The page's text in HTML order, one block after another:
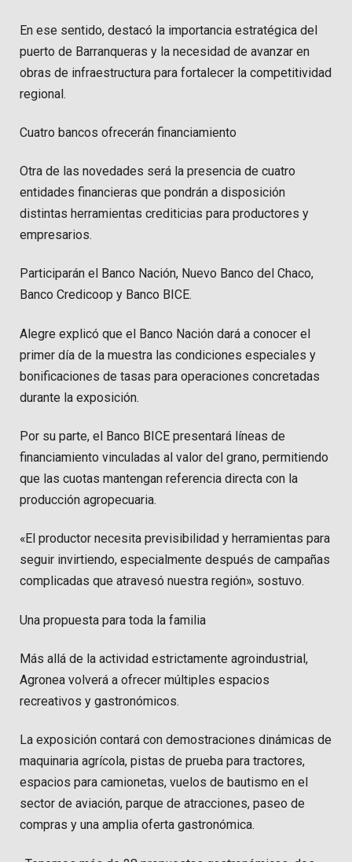
En ese sentido, destacó la importancia estratégica del
puerto de Barranqueras y la necesidad de avanzar en
obras de infraestructura para fortalecer la competitividad
regional.
Cuatro bancos ofrecerán financiamiento
Otra de las novedades será la presencia de cuatro
entidades financieras que pondrán a disposición
distintas herramientas crediticias para productores y
empresarios.
Participarán el Banco Nación, Nuevo Banco del Chaco,
Banco Credicoop y Banco BICE.
Alegre explicó que el Banco Nación dará a conocer el
primer día de la muestra las condiciones especiales y
bonificaciones de tasas para operaciones concretadas
durante la exposición.
Por su parte, el Banco BICE presentará líneas de
financiamiento vinculadas al valor del grano, permitiendo
que las cuotas mantengan referencia directa con la
producción agropecuaria.
«El productor necesita previsibilidad y herramientas para
seguir invirtiendo, especialmente después de campañas
complicadas que atravesó nuestra región», sostuvo.
Una propuesta para toda la familia
Más allá de la actividad estrictamente agroindustrial,
Agronea volverá a ofrecer múltiples espacios
recreativos y gastronómicos.
La exposición contará con demostraciones dinámicas de
maquinaria agrícola, pistas de prueba para tractores,
espacios para camionetas, vuelos de bautismo en el
sector de aviación, parque de atracciones, paseo de
compras y una amplia oferta gastronómica.